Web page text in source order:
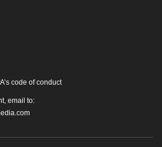
code of conduct
email to: